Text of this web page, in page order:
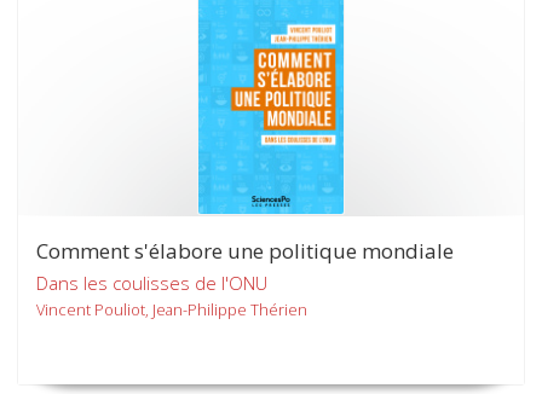
Comment s'élabore une politique mondiale
Dans les coulisses de l'ONU
Vincent Pouliot, Jean-Philippe Thérien